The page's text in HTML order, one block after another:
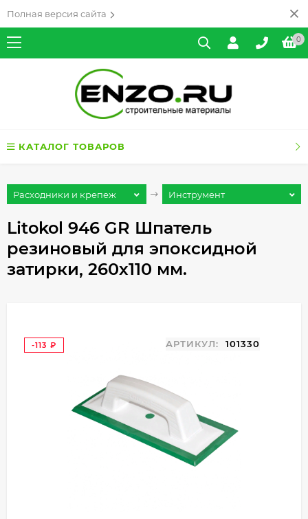
Полная версия сайта
0
КАТАЛОГ ТОВАРОВ
Расходники и крепеж Инструмент
Litokol 946 GR Шпатель
резиновый для эпоксидной
затирки, 260х110 мм.
-113
АРТИКУЛ: 101330